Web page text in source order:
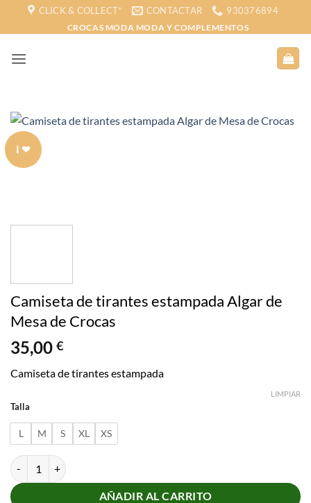
CLICK & COLLECT* CONTACTAR 930376894
CROCAS MODA MODA Y COMPLEMENTOS
I ❤
Camiseta de tirantes estampada Algar de
Mesa de Crocas
35,00 €
Camiseta de tirantes estampada
Talla
L M S XL XS
LIMPIAR
Camiseta de tirantes estampada Algar de Mesa de Crocas cantidad
AÑADIR AL CARRITO